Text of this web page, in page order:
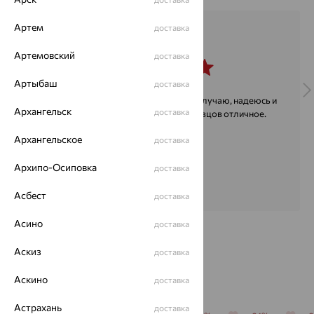
Оксана
Отличный магазин. Не первый заказ получаю, надеюсь и
не последний. Обслуживание продавцов отличное.
С этим часто покупают
Артем доставка
Артемовский доставка
Артыбаш доставка
Архангельск доставка
Архангельское доставка
Архипо-Осиповка доставка
Асбест доставка
Асино доставка
Аскиз доставка
Аскино доставка
Астрахань доставка